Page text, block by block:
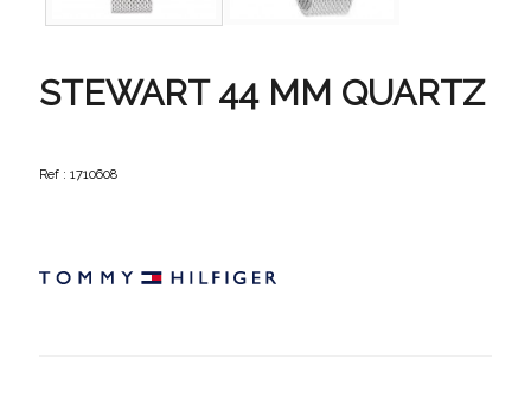
STEWART 44 MM QUARTZ
Ref : 1710608